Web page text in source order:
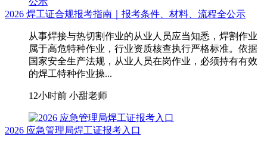
2026 焊工证合规报考指南｜报考条件、材料、流程全公示
从事焊接与热切割作业的从业人员应当知悉，焊割作业
属于高危特种作业，行业资质核查执行严格标准。依据
国家安全生产法规，从业人员在岗作业，必须持有有效
的焊工特种作业操...
12小时前 小甜老师
2026 应急管理局焊工证报考入口